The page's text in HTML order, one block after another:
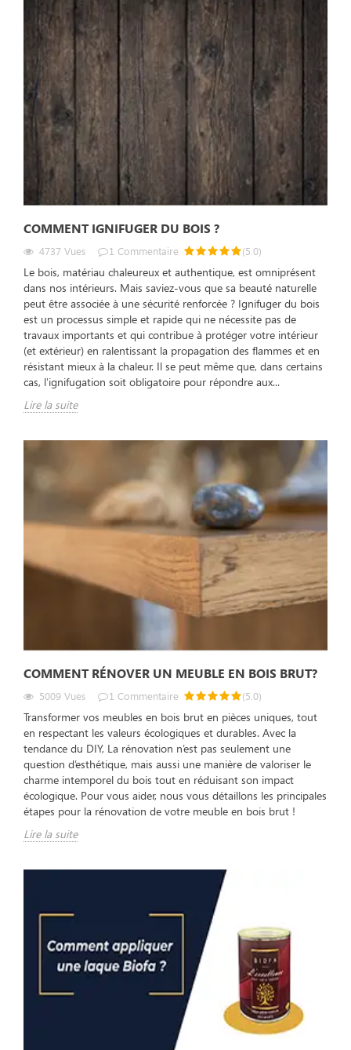
COMMENT IGNIFUGER DU BOIS ?
4737 Vues 1 Commentaire (5.0)
Le bois, matériau chaleureux et authentique, est omniprésent
dans nos intérieurs. Mais saviez-vous que sa beauté naturelle
peut être associée à une sécurité renforcée ? Ignifuger du bois
est un processus simple et rapide qui ne nécessite pas de
travaux importants et qui contribue à protéger votre intérieur
(et extérieur) en ralentissant la propagation des flammes et en
résistant mieux à la chaleur. Il se peut même que, dans certains
cas, l'ignifugation soit obligatoire pour répondre aux...
Lire la suite
COMMENT RÉNOVER UN MEUBLE EN BOIS BRUT?
5009 Vues 1 Commentaire (5.0)
Transformer vos meubles en bois brut en pièces uniques, tout
en respectant les valeurs écologiques et durables. Avec la
tendance du DIY, La rénovation n’est pas seulement une
question d’esthétique, mais aussi une manière de valoriser le
charme intemporel du bois tout en réduisant son impact
écologique. Pour vous aider, nous vous détaillons les principales
étapes pour la rénovation de votre meuble en bois brut !
Lire la suite